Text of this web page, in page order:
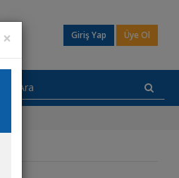
Giriş Yap Üye Ol
×